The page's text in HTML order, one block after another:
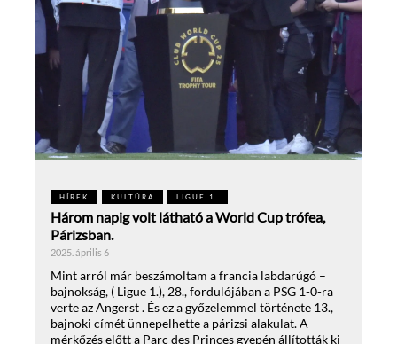
HÍREK KULTÚRA LIGUE 1.
Három napig volt látható a World Cup trófea,
Párizsban.
2025. április 6
Mint arról már beszámoltam a francia labdarúgó –
bajnokság, ( Ligue 1.), 28., fordulójában a PSG 1-0-ra
verte az Angerst . És ez a győzelemmel története 13.,
bajnoki címét ünnepelhette a párizsi alakulat. A
mérkőzés előtt a Parc des Princes gyepén állították ki